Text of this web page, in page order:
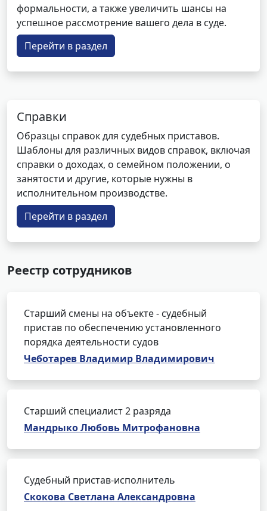
формальности, а также увеличить шансы на
успешное рассмотрение вашего дела в суде.
Перейти в раздел
Справки
Образцы справок для судебных приставов.
Шаблоны для различных видов справок, включая
справки о доходах, о семейном положении, о
занятости и другие, которые нужны в
исполнительном производстве.
Перейти в раздел
Реестр сотрудников
Старший смены на объекте - судебный
пристав по обеспечению установленного
порядка деятельности судов
Чеботарев Владимир Владимирович
Старший специалист 2 разряда
Мандрыко Любовь Митрофановна
Судебный пристав-исполнитель
Скокова Светлана Александровна